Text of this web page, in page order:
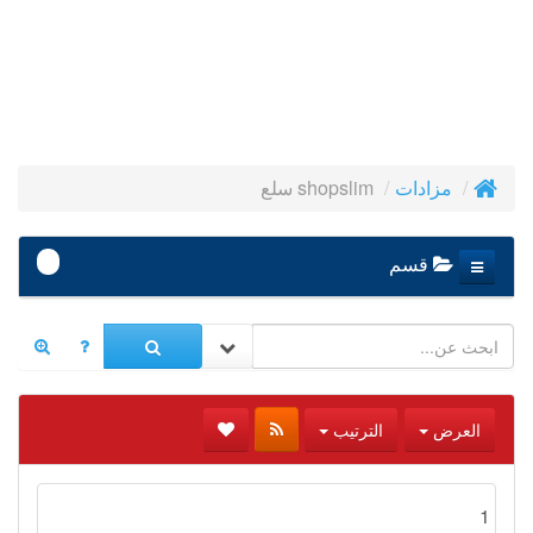
مزادات shopslim سلع
قسم
العرض الترتيب
1